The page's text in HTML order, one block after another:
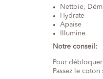
Nettoie,
Hydrate
Apaise
Illumine
Notre conseil :
Pour
Passez le